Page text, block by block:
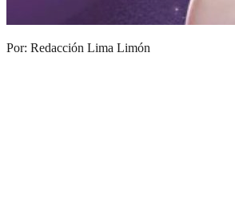
Por: Redacción Lima Limón